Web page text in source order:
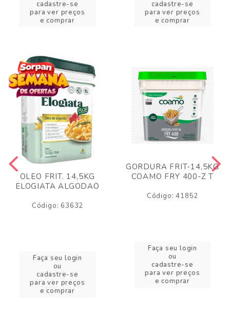
cadastre-se
para ver preços
e comprar
cadastre-se
para ver preços
e comprar
OLEO FRIT. 14,5KG
ELOGIATA ALGODAO
Código: 63632
Faça seu login
ou
cadastre-se
para ver preços
e comprar
GORDURA FRIT-14,5KG
COAMO FRY 400-Z T
Código: 41852
Faça seu login
ou
cadastre-se
para ver preços
e comprar